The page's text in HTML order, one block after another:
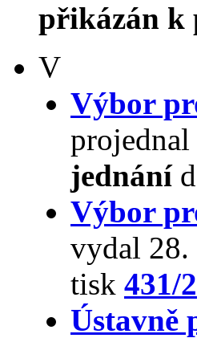
přikázán k
V
Výbor
jednání
Výbor
vydal 28.
tisk 431/2
Ústavně